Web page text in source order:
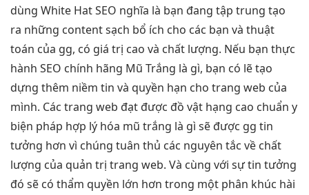
dùng White Hat SEO nghĩa là bạn đang tập trung tạo
ra những content sạch bổ ích cho các bạn và thuật
toán của gg, có giá trị cao và chất lượng. Nếu bạn thực
hành SEO chính hãng Mũ Trắng là gì, bạn có lẽ tạo
dựng thêm niềm tin và quyền hạn cho trang web của
mình. Các trang web đạt được đồ vật hạng cao chuẩn y
biện pháp hợp lý hóa mũ trắng là gì sẽ được gg tin
tưởng hơn vì chúng tuân thủ các nguyên tắc về chất
lượng của quản trị trang web. Và cùng với sự tin tưởng
đó sẽ có thẩm quyền lớn hơn trong một phân khúc hài